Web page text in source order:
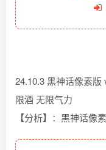
24.10.3 黑神话像素
限酒 无限气力
【分析】：黑神话像